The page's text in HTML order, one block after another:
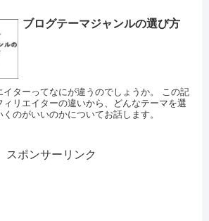
ブログテーマジャンルの選び方
イターってなにが違うのでしょうか。 この記
リエイターの違いから、どんなテーマを選
のがいいのかについてお話します。
スポンサーリンク